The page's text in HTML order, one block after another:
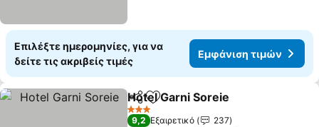
Επιλέξτε ημερομηνίες, για να
δείτε τις ακριβείς τιμές
Εμφάνιση τιμών
Κοινοποίηση
Προσθήκη στα αγαπημένα
Hotel Garni Soreie
3 Αστέρια
9,2 Εξαιρετικό
237